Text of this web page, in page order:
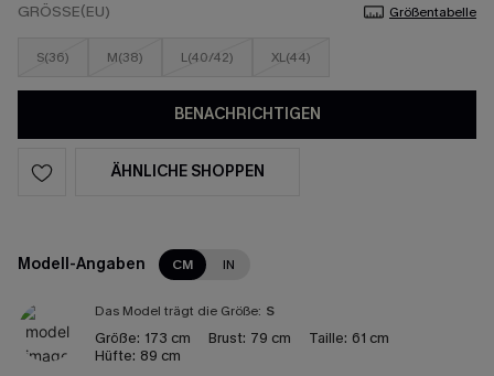
GRÖSSE(EU) Größentabelle
S(36) M(38) L(40/42) XL(44)
BENACHRICHTIGEN
ÄHNLICHE SHOPPEN
Modell-Angaben CM IN
Das Model trägt die Größe: S
Größe: 173 cm Brust: 79 cm Taille: 61 cm
Hüfte: 89 cm